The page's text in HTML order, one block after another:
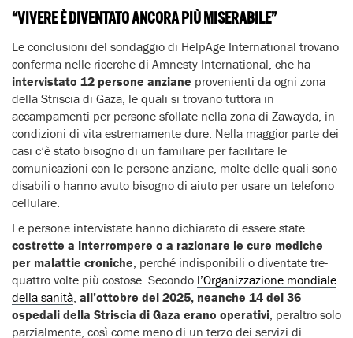
“VIVERE È DIVENTATO ANCORA PIÙ MISERABILE”
Le conclusioni del sondaggio di HelpAge International trovano
conferma nelle ricerche di Amnesty International, che ha
intervistato 12 persone anziane provenienti da ogni zona
della Striscia di Gaza, le quali si trovano tuttora in
accampamenti per persone sfollate nella zona di Zawayda, in
condizioni di vita estremamente dure. Nella maggior parte dei
casi c’è stato bisogno di un familiare per facilitare le
comunicazioni con le persone anziane, molte delle quali sono
disabili o hanno avuto bisogno di aiuto per usare un telefono
cellulare.
Le persone intervistate hanno dichiarato di essere state
costrette a interrompere o a razionare le cure mediche
per malattie croniche , perché indisponibili o diventate tre-
quattro volte più costose. Secondo l’Organizzazione mondiale
della sanità all’ottobre del 2025, neanche 14 dei 36
ospedali della Striscia di Gaza erano operativi , peraltro solo
parzialmente, così come meno di un terzo dei servizi di